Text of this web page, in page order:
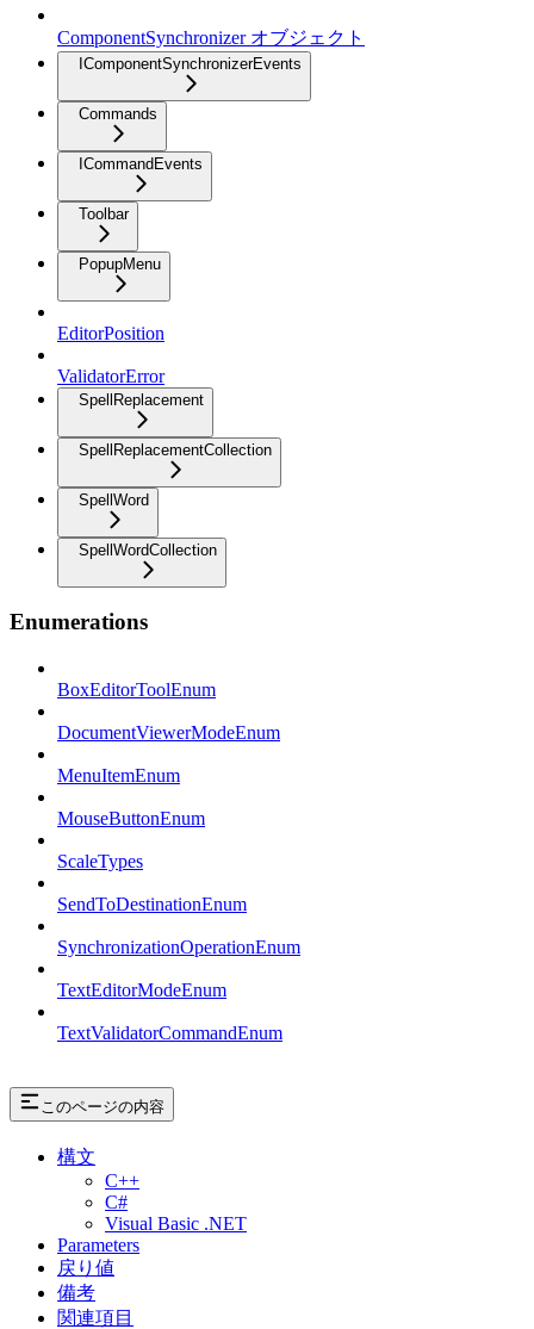
ComponentSynchronizer オブジェクト
IComponentSynchronizerEvents
Commands
ICommandEvents
Toolbar
PopupMenu
EditorPosition
ValidatorError
SpellReplacement
SpellReplacementCollection
SpellWord
SpellWordCollection
Enumerations
BoxEditorToolEnum
DocumentViewerModeEnum
MenuItemEnum
MouseButtonEnum
ScaleTypes
SendToDestinationEnum
SynchronizationOperationEnum
TextEditorModeEnum
TextValidatorCommandEnum
このページの内容
構文
C++
C#
Visual Basic .NET
Parameters
戻り値
備考
関連項目